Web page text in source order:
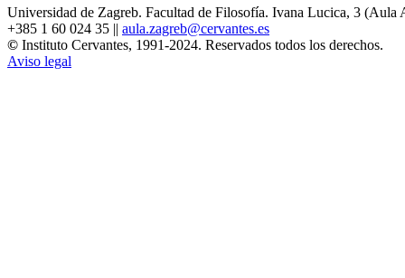
Universidad de Zagreb. Facultad de Filosofía. Ivana Lucica, 3 (Aula
+385 1 60 024 35 || aula.zagreb@cervantes.es
© Instituto Cervantes, 1991-2024. Reservados todos los derechos.
Aviso legal